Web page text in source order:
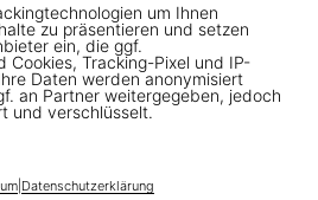
um Ihnen
zu präsentieren und setzen
ein, die ggf.
Cookies, Tracking-Pixel und IP-
Daten werden anonymisiert
an Partner weitergegeben, jedoch
und verschlüsselt.
| Datenschutzerklärung
Bruce Springsteen &
Art Edition No. 1–100
Portrait, 1978’
Gelegentlich werden jedoch